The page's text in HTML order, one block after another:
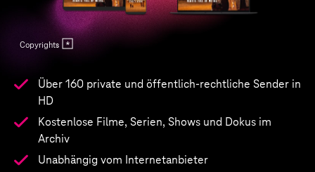
Copyrights
Über 160 private und öffentlich-rechtliche Sender in
HD
Kostenlose Filme, Serien, Shows und Dokus im
Archiv
Unabhängig vom Internetanbieter